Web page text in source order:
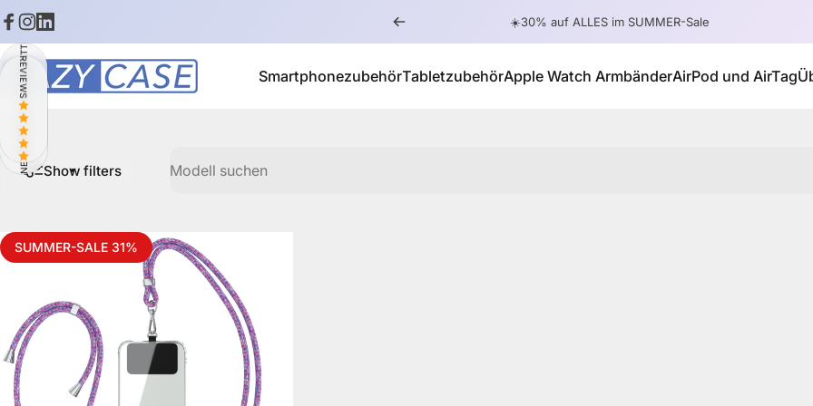
Skip to content
☀️30% auf ALLES im SUMMER-Sale
EAZY CASE SmartphonezubehörTabletzubehörApple Watch ArmbänderAirPod und AirTag
NEWSLETTER: 10% RABATT
REVIEWS
Show filters
SUMMER-SALE 31%